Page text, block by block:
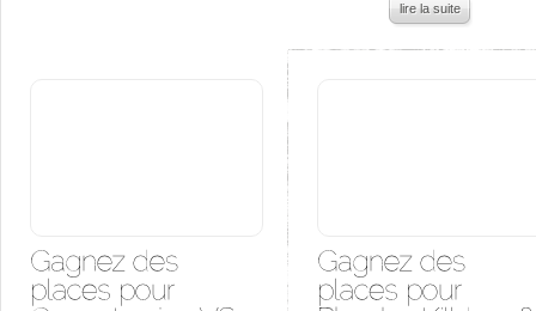
lire la suite